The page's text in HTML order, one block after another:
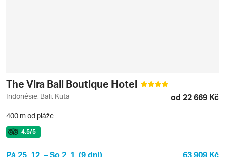
The Vira Bali Boutique Hotel
Indonésie, Bali, Kuta od 22 669 Kč
400 m od pláže
4.5/5
Pá 25. 12. – So 2. 1. (9 dní) 63 909 Kč